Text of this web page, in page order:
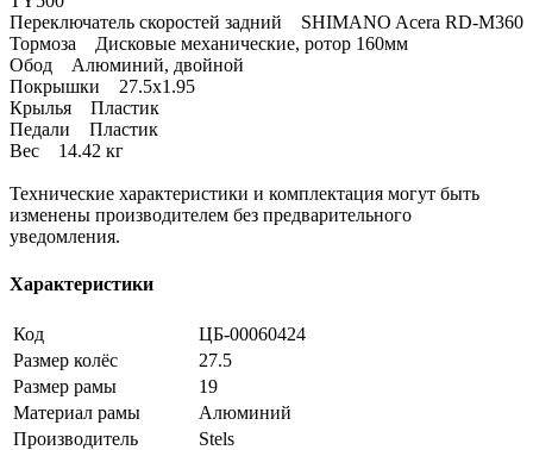
Переключатель скоростей задний SHIMANO Acera RD-M360
Тормоза Дисковые механические, ротор 160мм
Обод Алюминий, двойной
Покрышки 27.5x1.95
Крылья Пластик
Педали Пластик
Вес 14.42 кг
Технические характеристики и комплектация могут быть
изменены производителем без предварительного
уведомления.
Характеристики
Код
ЦБ-00060424
Размер колёс
27.5
Размер рамы
19
Материал рамы
Алюминий
Производитель
Stels